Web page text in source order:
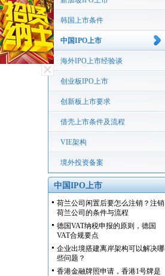
韩国上市条件
中国IPO上市
海外IPO上市经验谈
创业板IPO上市
创新板上市要求
借壳上市条件及流程
VIE架构
境外投资备案
中国IPO上市
荷兰公司闲置后要怎么注销？注销
荷兰公司的条件与流程
德国VAT纳税申报的原则，德国
VAT合规要点
企业出境搭建离岸架构可以解决哪
些问题？
香港金融牌照申请，香港1号牌是